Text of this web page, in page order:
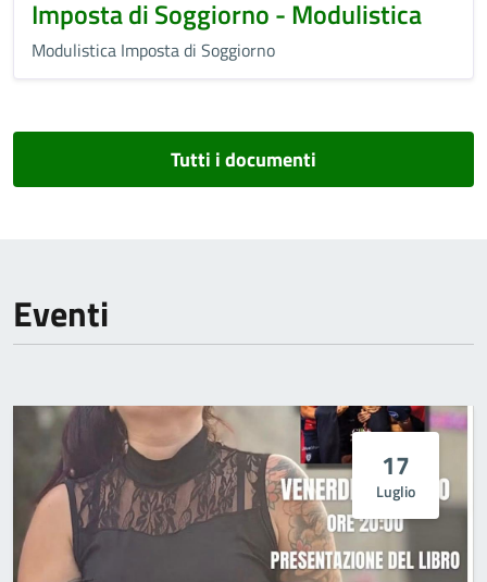
Imposta di Soggiorno - Modulistica
Modulistica Imposta di Soggiorno
Tutti i documenti
Eventi
17
Luglio